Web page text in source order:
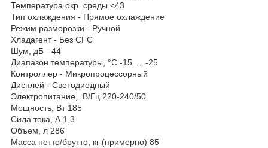
Температура окр. среды <43
Тип охлаждения - Прямое охлаждение
Режим разморозки - Ручной
Хладагент - Без CFC
Шум, дБ - 44
Диапазон температуры, °C -15 … -25
Контроллер - Микропроцессорный
Дисплей - Светодиодный
Электропитание,. В/Гц 220-240/50
Мощность, Вт 185
Сила тока, А 1,3
Объем, л 286
Масса нетто/брутто, кг (примерно) 85